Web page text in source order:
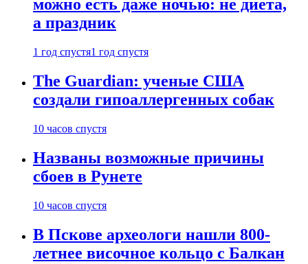
можно есть даже ночью: не диета,
а праздник
1 год спустя1 год спустя
The Guardian: ученые США
создали гипоаллергенных собак
10 часов спустя
Названы возможные причины
сбоев в Рунете
10 часов спустя
В Пскове археологи нашли 800-
летнее височное кольцо с Балкан